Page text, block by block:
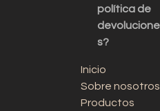
política de
devolucione
s?
Inicio
Sobre nosotros
Productos